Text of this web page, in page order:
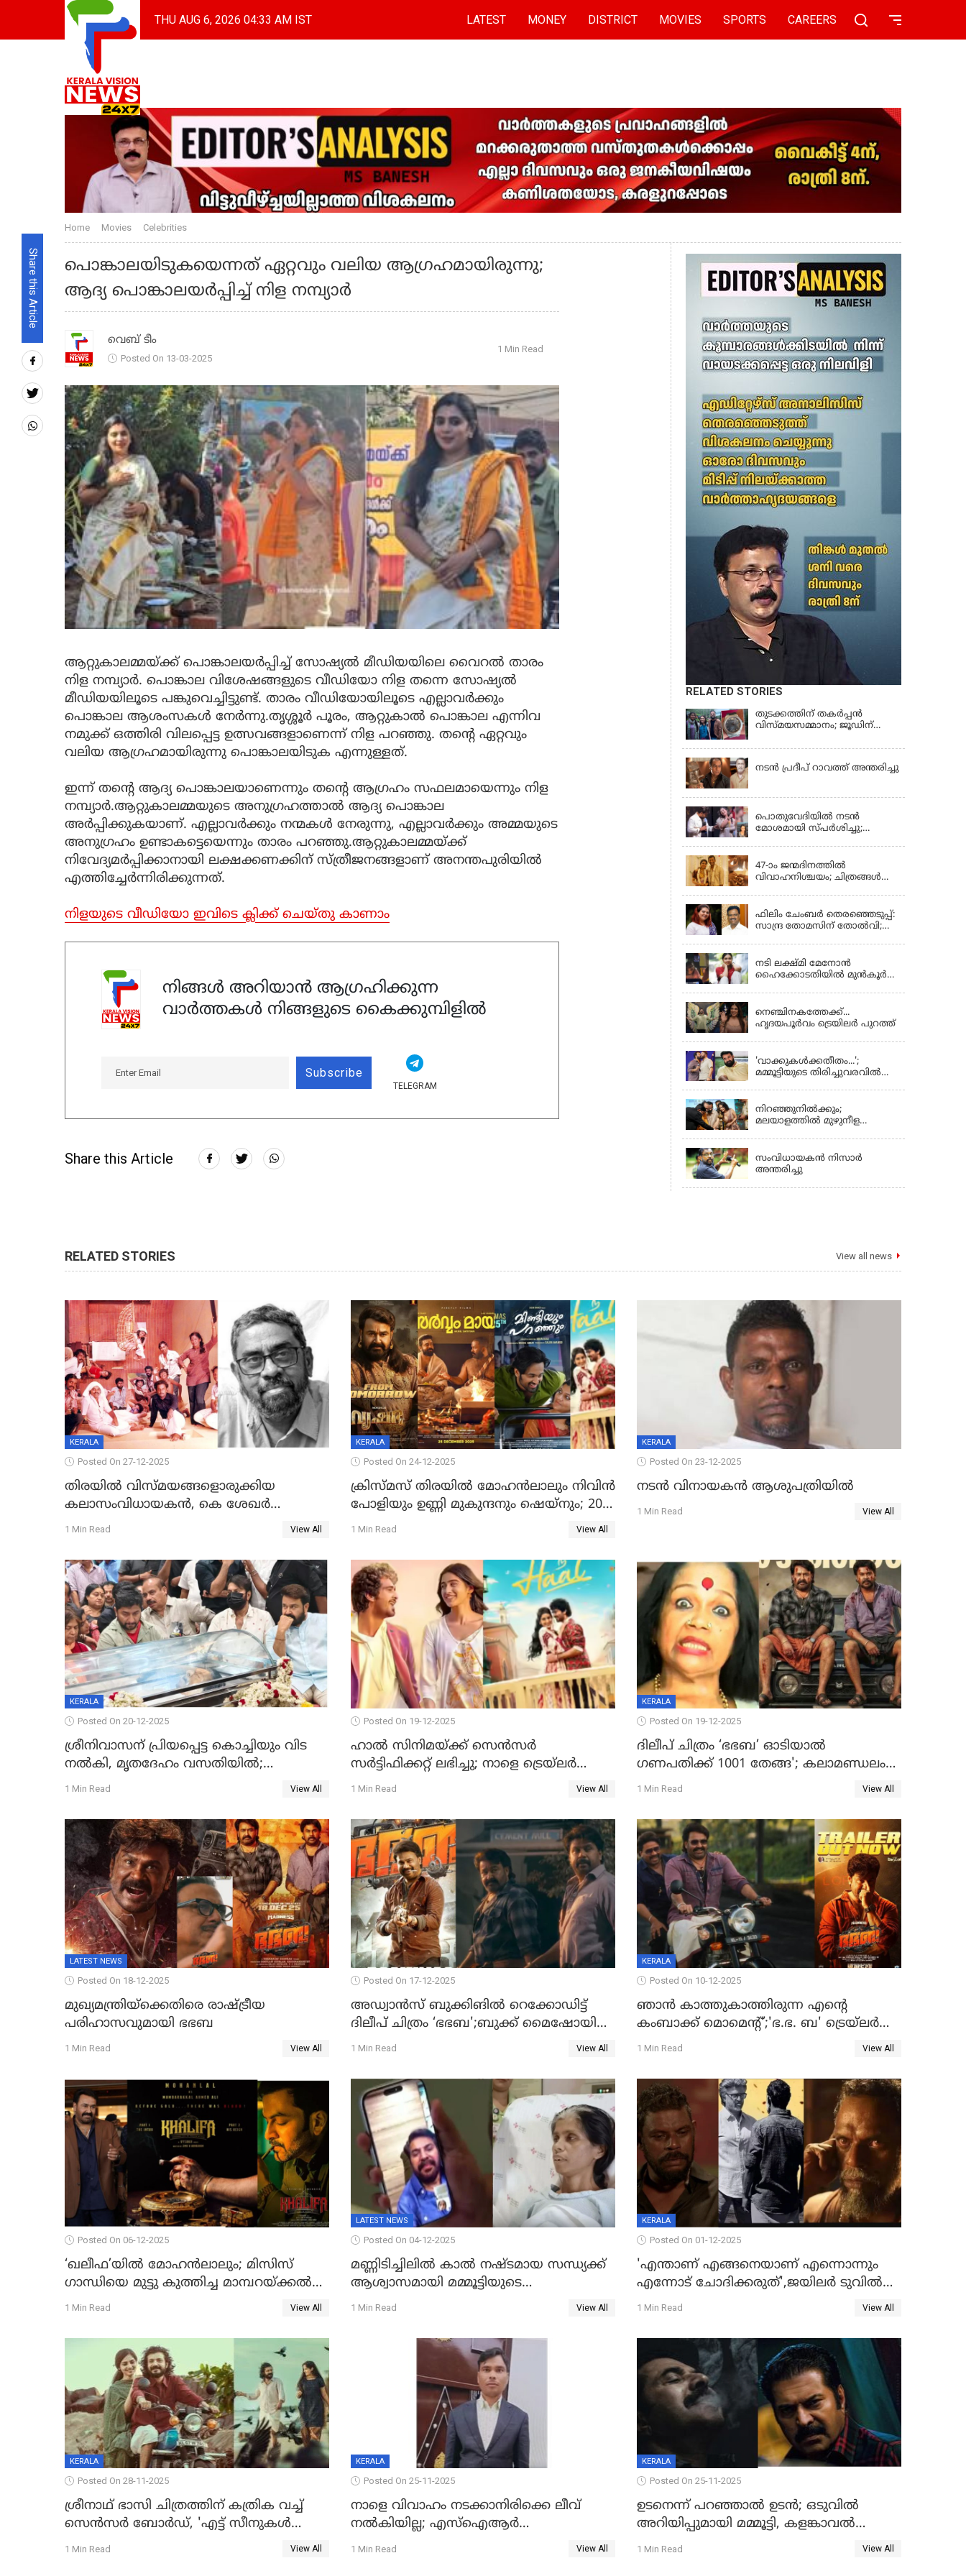
THU AUG 6, 2026 04:33 AM IST LATEST MONEY DISTRICT MOVIES SPORTS CAREERS
Share this Article
Home Movies Celebrities
പൊങ്കാലയിടുകയെന്നത് ഏറ്റവും വലിയ ആഗ്രഹമായിരുന്നു;
ആദ്യ പൊങ്കാലയർപ്പിച്ച് നിള നമ്പ്യാർ
വെബ് ടീം
Posted On 13-03-2025
1 Min Read
ആറ്റുകാലമ്മയ്ക്ക് പൊങ്കാലയർപ്പിച്ച് സോഷ്യൽ മീഡിയയിലെ വൈറൽ താരം
നിള നമ്പ്യാർ. പൊങ്കാല വിശേഷങ്ങളുടെ വീഡിയോ നിള തന്നെ സോഷ്യൽ
മീഡിയയിലൂടെ പങ്കുവെച്ചിട്ടുണ്ട്. താരം വീഡിയോയിലൂടെ എല്ലാവർക്കും
പൊങ്കാല ആശംസകൾ നേർന്നു.തൃശ്ശൂർ പൂരം, ആറ്റുകാൽ പൊങ്കാല എന്നിവ
നമുക്ക് ഒത്തിരി വിലപ്പെട്ട ഉത്സവങ്ങളാണെന്ന് നിള പറഞ്ഞു. തന്റെ ഏറ്റവും
വലിയ ആ​ഗ്രഹമായിരുന്നു പൊങ്കാലയിടുക എന്നുള്ളത്.
ഇന്ന് തന്റെ ആദ്യ പൊങ്കാലയാണെന്നും തന്റെ ആ​ഗ്രഹം സഫലമായെന്നും നിള
നമ്പ്യാർ.ആറ്റുകാലമ്മയുടെ അനു​ഗ്രഹത്താൽ ആദ്യ പൊങ്കാല
അർപ്പിക്കുകയാണ്. എല്ലാവർക്കും നന്മകൾ നേരുന്നു, എല്ലാവർക്കും അമ്മയുടെ
അനു​ഗ്രഹം ഉണ്ടാകട്ടെയെന്നും താരം പറഞ്ഞു.ആറ്റുകാലമ്മയ്ക്ക്
നിവേദ്യമർപ്പിക്കാനായി ലക്ഷക്കണക്കിന് സ്ത്രീജനങ്ങളാണ് അനന്തപുരിയിൽ
എത്തിച്ചേർന്നിരിക്കുന്നത്.
നിളയുടെ വീഡിയോ ഇവിടെ ക്ലിക്ക് ചെയ്തു കാണാം
നിങ്ങൾ അറിയാൻ ആഗ്രഹിക്കുന്ന
വാർത്തകൾ നിങ്ങളുടെ കൈക്കുമ്പിളിൽ
Subscribe
TELEGRAM
Share this Article
RELATED STORIES
തുടക്കത്തിന് തകർപ്പൻ
വിസ്മയസമ്മാനം; ജൂഡിന്
വാച്ച് സമ്മാനിച്ച് സുചിത്ര
നടൻ പ്രദീപ് റാവത്ത് അന്തരിച്ചു
പൊതുവേദിയില്‍ നടന്‍
മോശമായി സ്പര്‍ശിച്ചു;
ഇനിയില്ലെന്ന് നടി
47-ാം ജന്മദിനത്തിൽ
വിവാഹനിശ്ചയം; ചിത്രങ്ങള്‍
ഫിലിം ചേംബർ തെരഞ്ഞെടുപ്പ്:
സാന്ദ്ര തോമസിന് തോൽവി;
നടി ലക്ഷ്മി മേനോൻ
ഹൈക്കോടതിയിൽ മുൻ‌കൂർ
അധിക്ഷേപിച്ചെന്നും നടി
നെഞ്ചിനകത്തേക്ക്...
ഹൃദയപൂര്‍വം ട്രെയിലര്‍ പുറത്ത്
'വാക്കുകള്‍ക്കതീതം...';
മമ്മൂട്ടിയുടെ തിരിച്ചുവരവില്‍
സ്‌നേഹചുംബനം
നിറഞ്ഞുനിൽക്കും;
മലയാളത്തിൽ മുഴുനീള
സംവിധായകൻ നിസാർ
അന്തരിച്ചു
RELATED STORIES View all news
KERALA
Posted On 27-12-2025
തിരയിൽ വിസ്മയങ്ങളൊരുക്കിയ
കലാസംവിധായകന്‍, കെ ശേഖര്‍
അന്തരിച്ചു
1 Min Read View All
KERALA
Posted On 24-12-2025
ക്രിസ്മസ് തിരയിൽ മോഹൻലാലും നിവിൻ
പോളിയും ഉണ്ണി മുകുന്ദനും ഷെയ്‌നും; 200
കോടി മുടക്കിയെത്തുന്ന വൃഷഭയുൾപ്പെടെ
1 Min Read View All
KERALA
Posted On 23-12-2025
നടൻ വിനായകൻ ആശുപത്രിയിൽ
1 Min Read View All
KERALA
Posted On 20-12-2025
ശ്രീനിവാസന് പ്രിയപ്പെട്ട കൊച്ചിയും വിട
നൽകി, മൃതദേഹം വസതിയിൽ;
സംസ്കാരം നാളെ
1 Min Read View All
Posted On 19-12-2025
ഹാല്‍ സിനിമയ്ക്ക് സെന്‍സര്‍
സര്‍ട്ടിഫിക്കറ്റ് ലഭിച്ചു; നാളെ ട്രെയ്ലര്‍
പുറത്ത് വിടും
1 Min Read View All
KERALA
Posted On 19-12-2025
ദിലീപ് ചിത്രം ‘ഭഭബ’ ഓടിയാൽ
ഗണപതിക്ക് 1001 തേങ്ങ'; കലാമണ്ഡലം
സത്യഭാമ
1 Min Read View All
LATEST NEWS
Posted On 18-12-2025
മുഖ്യമന്ത്രിയ്ക്കെതിരെ രാഷ്ട്രീയ
പരിഹാസവുമായി ഭഭബ
1 Min Read View All
Posted On 17-12-2025
അഡ്വാൻസ് ബുക്കിങിൽ റെക്കോഡിട്ട്
ദിലീപ് ചിത്രം ‘ഭഭബ';ബുക്ക് മൈഷോയില്‍
റെക്കോർഡ് വിൽപ്പന; മണിക്കൂറില്‍
1 Min Read View All
KERALA
Posted On 10-12-2025
ഞാന്‍ കാത്തുകാത്തിരുന്ന എന്റെ
കംബാക്ക് മൊമെന്റ്';'ഭ.ഭ. ബ' ട്രെയ്ലര്‍
പുറത്ത്
1 Min Read View All
Posted On 06-12-2025
‘ഖലീഫ’യിൽ മോഹൻലാലും; മിസിസ്
ഗാന്ധിയെ മുട്ടു കുത്തിച്ച മാമ്പറയ്ക്കൽ
അഹമ്മദ് അലിയായെത്തും
1 Min Read View All
LATEST NEWS
Posted On 04-12-2025
മണ്ണിടിച്ചിലിൽ കാല്‍ നഷ്ടമായ സന്ധ്യക്ക്
ആശ്വാസമായി മമ്മൂട്ടിയുടെ
വീഡിയോകോൾ; കൃത്രിമക്കാല്‍
നിര്‍മിക്കുന്നതിനുള്ള ഇടപെടലും നടത്തും
1 Min Read View All
KERALA
Posted On 01-12-2025
'എന്താണ് എങ്ങനെയാണ് എന്നൊന്നും
എന്നോട് ചോദിക്കരുത്',ജയിലര്‍ ടുവില്‍
താനുമുണ്ടെന്ന് വിനായകൻ
1 Min Read View All
KERALA
Posted On 28-11-2025
ശ്രീനാഥ് ഭാസി ചിത്രത്തിന് കത്രിക വച്ച്
സെൻസർ ബോർഡ്, 'എട്ട് സീനുകൾ
മാറ്റണം';പൊങ്കാല റിലീസ് മാറ്റി
1 Min Read View All
KERALA
Posted On 25-11-2025
നാളെ വിവാഹം നടക്കാനിരിക്കെ ലീവ്
നൽകിയില്ല; എസ്ഐആർ
സൂപ്പർവൈസർ ജീവനൊടുക്കി
1 Min Read View All
KERALA
Posted On 25-11-2025
ഉടനെന്ന് പറഞ്ഞാൽ ഉടൻ; ഒടുവിൽ
അറിയിപ്പുമായി മമ്മൂട്ടി, കളങ്കാവൽ
പുതിയ റിലീസ് തീയതി പുറത്ത്
1 Min Read View All